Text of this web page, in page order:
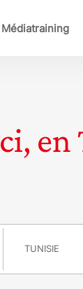
Médiatraining
en